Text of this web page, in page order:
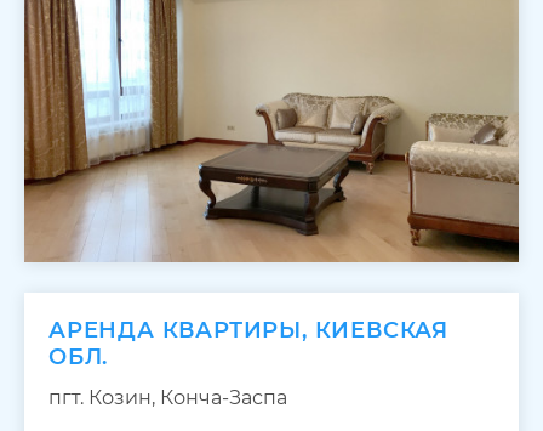
АРЕНДА КВАРТИРЫ, КИЕВСКАЯ
ОБЛ.
пгт. Козин, Конча-Заспа